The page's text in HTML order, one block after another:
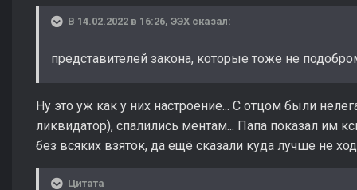
В 14.02.2022 в 16:26, ЭЭХ сказал:
представителей закона, которые тоже не
Ну это уж как у них настроение... С отцом были
ликвидатор), спалились ментам... Папа показал им
без всяких взяток, да ещё сказали куда лучше не
Цитата